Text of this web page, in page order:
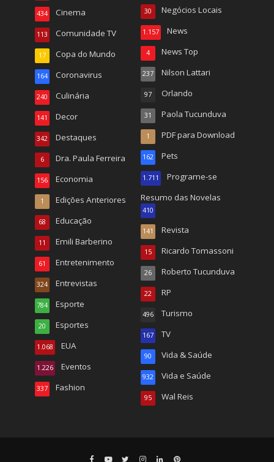
Cinema
434
Comunidade TV
113
Copa do Mundo
17
Coronavirus
164
Culinária
240
Decor
141
Destaques
342
Dra. Paula Ferreira
6
Economia
156
Edições Anteriores
1
Educação
68
Emili Barberino
11
Entretenimento
61
Entrevistas
324
Esporte
784
Esportes
20
EUA
1.068
Eventos
1.226
Fashion
337
Negócios Locais
30
News
1.157
News Top
4
Nilson Lattari
237
Orlando
97
Paola Tucunduva
31
PDF para Download
1
Pets
162
Programe-se
1.711
Resumo das Novelas
410
Revista
141
Ricardo Tomassoni
15
Roberto Tucunduva
26
RP
22
Turismo
496
TV
167
Vida & Saúde
90
Vida e Saúde
932
Wal Reis
95